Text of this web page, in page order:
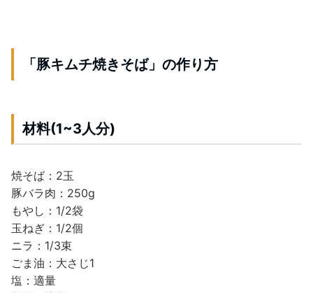
「豚キムチ焼きそば」の作り方
材料(1~3人分)
焼そば：2玉
豚バラ肉：250g
もやし：1/2袋
玉ねぎ：1/2個
ニラ：1/3束
ごま油：大さじ1
塩：適量